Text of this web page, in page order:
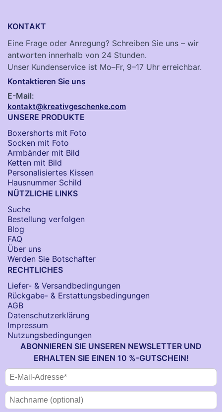
KONTAKT
Eine Frage oder Anregung? Schreiben Sie uns – wir
antworten innerhalb von 24 Stunden.
Unser Kundenservice ist Mo–Fr, 9–17 Uhr erreichbar.
Kontaktieren Sie uns
E-Mail:
kontakt@kreativgeschenke.com
UNSERE PRODUKTE
Boxershorts mit Foto
Socken​ mit Foto
Armbänder mit Bild​
Ketten mit Bild
Personalisiertes Kissen
Hausnummer Schild
NÜTZLICHE LINKS
Suche
Bestellung verfolgen
Blog
FAQ
Über uns
Werden Sie Botschafter
RECHTLICHES
Liefer- & Versandbedingungen
Rückgabe- & Erstattungsbedingungen
AGB
Datenschutzerklärung
Impressum
Nutzungsbedingungen
ABONNIEREN SIE UNSEREN NEWSLETTER UND
ERHALTEN SIE EINEN 10 %-GUTSCHEIN!